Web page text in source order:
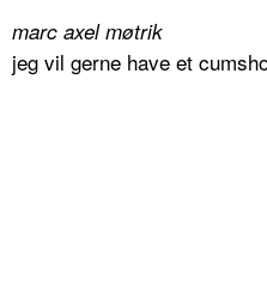
marc axel møtrik
jeg vil gerne have et